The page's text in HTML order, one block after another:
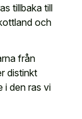
tillbaka till
och
från
distinkt
i den ras vi